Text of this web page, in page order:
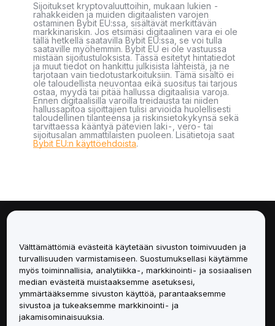
Sijoitukset kryptovaluuttoihin, mukaan lukien -
rahakkeiden ja muiden digitaalisten varojen
ostaminen Bybit EU:ssa, sisältävät merkittävän
markkinariskin. Jos etsimäsi digitaalinen vara ei ole
tällä hetkellä saatavilla Bybit EU:ssa, se voi tulla
saataville myöhemmin. Bybit EU ei ole vastuussa
mistään sijoitustuloksista. Tässä esitetyt hintatiedot
ja muut tiedot on hankittu julkisista lähteistä, ja ne
tarjotaan vain tiedotustarkoituksiin. Tämä sisältö ei
ole taloudellista neuvontaa eikä suositus tai tarjous
ostaa, myydä tai pitää hallussa digitaalisia varoja.
Ennen digitaalisilla varoilla treidausta tai niiden
hallussapitoa sijoittajien tulisi arvioida huolellisesti
taloudellinen tilanteensa ja riskinsietokykynsä sekä
tarvittaessa kääntyä pätevien laki-, vero- tai
sijoitusalan ammattilaisten puoleen. Lisätietoja saat
Bybit EU:n käyttöehdoista.
Palvelut
Tuki
Tuotteet
Välttämättömiä evästeitä käytetään sivuston toimivuuden ja
turvallisuuden varmistamiseen. Suostumuksellasi käytämme
myös toiminnallisia, analytiikka-, markkinointi- ja sosiaalisen
median evästeitä muistaaksemme asetuksesi,
ymmärtääksemme sivuston käyttöä, parantaaksemme
sivustoa ja tukeaksemme markkinointi- ja
jakamisominaisuuksia.